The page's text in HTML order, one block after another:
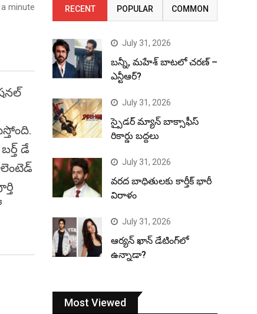
minute
డే
RECENT POPULAR COMMON
July 31, 2026
బన్నీ, మహేశ్ బాటలో చరణ్ –
ఎన్టీఆర్?
July 31, 2026
స్పైడర్ మ్యాన్ బాక్సాఫీస్
రికార్డు బద్దలు
July 31, 2026
వరద బాధితులకు కార్తీక్ భారీ
విరాళం
July 31, 2026
ఆర్యన్ ఖాన్ డేటింగ్‌లో
ఉన్నాడా?
Most Viewed